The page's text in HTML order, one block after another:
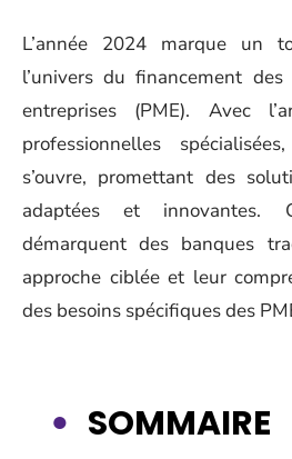
L’année 2024 marque un
l’univers du financement
entreprises (PME). Avec
professionnelles
s’ouvre, promettant des
adaptées et innovantes.
démarquent des banques
approche ciblée et leur
des besoins spécifiques des
SOMMAIRE